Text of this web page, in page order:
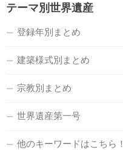
テーマ別世界遺産
登録年別まとめ
建築様式別まとめ
宗教別まとめ
世界遺産第一号
他のキーワードはこちら！